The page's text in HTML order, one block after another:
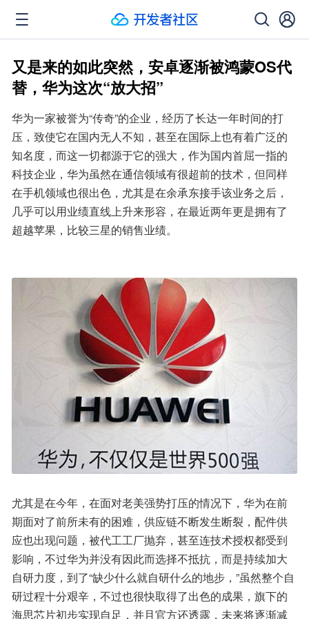
又是来的如此突然，安卓逐渐被鸿蒙OS代
替，华为这次“放大招”
华为一家被誉为“传奇”的企业，经历了长达一年时间的打
压，致使它在国内无人不知，甚至在国际上也有着广泛的
知名度，而这一切都源于它的强大，作为国内首屈一指的
科技企业，华为虽然在通信领域有很超前的技术，但同样
在手机领域也很出色，尤其是在余承东接手该业务之后，
几乎可以用业绩直线上升来形容，在最近两年更是拥有了
超越苹果，比较三星的销售业绩。
尤其是在今年，在面对老美强势打压的情况下，华为在前
期面对了前所未有的困难，供应链不断发生断裂，配件供
应也出现问题，被代工工厂抛弃，甚至连技术授权都受到
影响，不过华为并没有因此而选择不抵抗，而是持续加大
自研力度，到了“缺少什么就自研什么的地步，”虽然整个自
研过程十分艰辛，不过也很快取得了出色的成果，旗下的
海思芯片初步实现自足，并且官方还透露，未来将逐渐减